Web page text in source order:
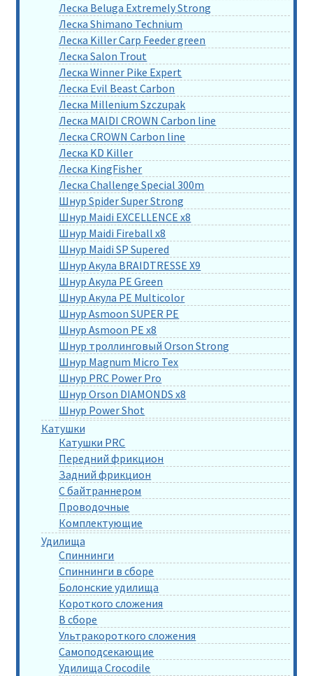
Леска Beluga Extremely Strong
Леска Shimano Technium
Леска Killer Carp Feeder green
Леска Salon Trout
Леска Winner Pike Expert
Леска Evil Beast Carbon
Леска Millenium Szczupak
Леска MAIDI CROWN Carbon line
Леска CROWN Carbon line
Леска KD Killer
Леска KingFisher
Леска Challenge Special 300m
Шнур Spider Super Strong
Шнур Maidi EXCELLENCE x8
Шнур Maidi Fireball x8
Шнур Maidi SP Supered
Шнур Акула BRAIDTRESSE X9
Шнур Акула PE Green
Шнур Акула PE Multicolor
Шнур Asmoon SUPER PE
Шнур Asmoon PE x8
Шнур троллинговый Orson Strong
Шнур Magnum Micro Tex
Шнур PRC Power Pro
Шнур Orson DIAMONDS x8
Шнур Power Shot
Катушки
Катушки PRC
Передний фрикцион
Задний фрикцион
С байтраннером
Проводочные
Комплектующие
Удилища
Спиннинги
Спиннинги в сборе
Болонские удилища
Короткого сложения
В сборе
Ультракороткого сложения
Самоподсекающие
Удилища Crocodile